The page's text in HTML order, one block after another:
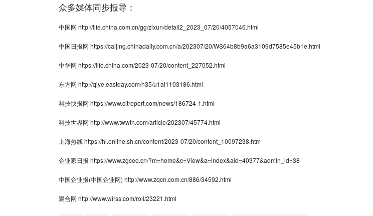
众多媒体同步报导：
中国网 http://life.china.com.cn/gg/zixun/detail2_2023_07/20/4057046.html
中国日报网 https://caijing.chinadaily.com.cn/a/202307/20/WS64b8b9a6a3109d7585e45b1e.html
中华网 https://life.china.com/2023-07/20/content_227052.html
东方网 http://qiye.eastday.com/n35/u1ai1103186.html
科技快报网 https://www.citreport.com/news/186724-1.html
科技世界网 http://www.twwtn.com/article/202307/45774.html
上海热线https://hi.online.sh.cn/content/2023-07/20/content_10097238.htm
企业家日报 https://www.zgceo.cn/?m=home&c=View&a=index&aid=40377&admin_id=38
中国企业报(中国企业网) http://www.zqcn.com.cn/886/34592.html
聚合网 http://www.wirss.com/roll/23221.html